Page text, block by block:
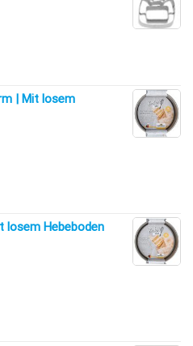
| Mit losem
losem Hebeboden